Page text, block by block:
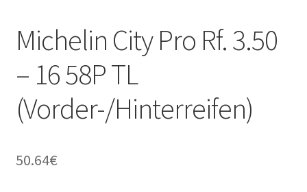
Michelin City Pro Rf. 3.50
– 16 58P TL
(Vorder-/Hinterreifen)
50.64€